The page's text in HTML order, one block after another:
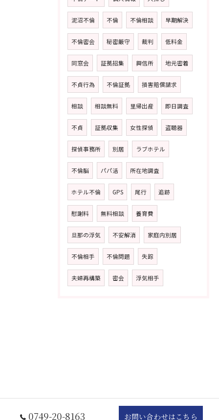
泥沼不倫 不倫 不倫相談 早期解決
不倫密会 秘密厳守 裁判 低料金
同窓会 証拠招集 興信所 地元密着
不貞行為 不倫証拠 損害賠償請求
相談 相談無料 里帰出産 即日調査
不貞 証拠収集 女性探偵 盗聴器
探偵事務所 別居 ラブホテル
不倫脳 パパ活 所在地調査
ホテル不倫 GPS 尾行 追跡
慰謝料 無料相談 養育費
旦那の浮気 不安解消 家庭内別居
不倫相手 不倫問題 失踪
夫婦再構築 密会 浮気相手
0749-20-8163 お問い合わせはこちら